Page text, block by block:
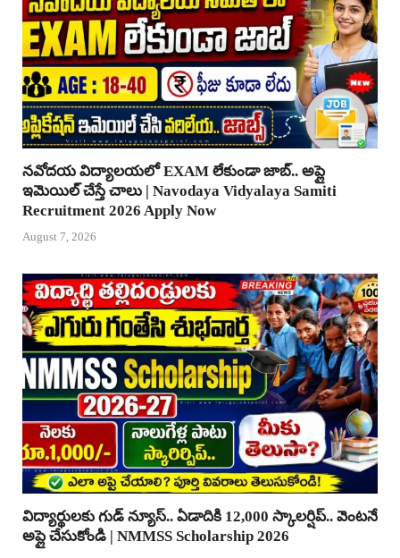
నవోదయ విద్యాలయలో EXAM లేకుండా జాబ్.. అప్లై
ఇమెయిల్ చేస్తే చాలు | Navodaya Vidyalaya Samiti
Recruitment 2026 Apply Now
August 7, 2026
విద్యార్థులకు గుడ్ న్యూస్.. ఏడాదికి 12,000 స్కాలర్షిప్.. వెంటనే
అప్లై చేసుకోండి | NMMSS Scholarship 2026